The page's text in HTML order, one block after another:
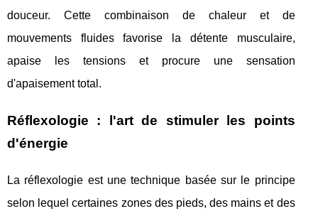
douceur. Cette combinaison de chaleur et de
mouvements fluides favorise la détente musculaire,
apaise les tensions et procure une sensation
d'apaisement total.
Réflexologie : l'art de stimuler les points
d'énergie
La réflexologie est une technique basée sur le principe
selon lequel certaines zones des pieds, des mains et des